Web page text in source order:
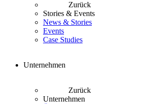
Zurück
Stories & Events
News & Stories
Events
Case Studies
Unternehmen
Zurück
Unternehmen